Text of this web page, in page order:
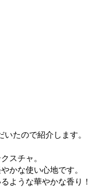
たので紹介します。
スチャ。
かな使い心地です。
ような華やかな香り！